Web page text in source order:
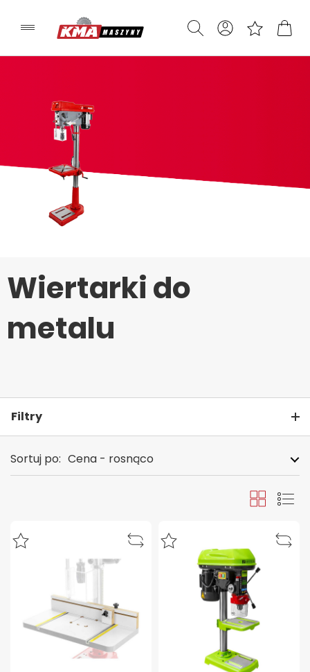
Wiertarki do
metalu
Sortuj po: Cena - rosnąco
SiatkaLista
Filtry